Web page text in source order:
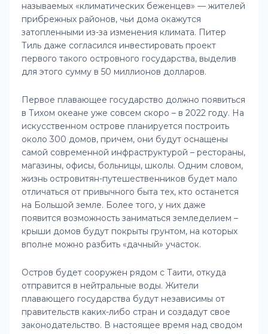
называемых «климатических беженцев» — жителей
прибрежных районов, чьи дома окажутся
затопленными из-за изменения климата. Питер
Тиль даже согласился инвестировать проект
первого такого островного государства, выделив
для этого сумму в 50 миллионов долларов.
Первое плавающее государство должно появиться
в Тихом океане уже совсем скоро – в 2022 году. На
искусственном острове планируется построить
около 300 домов, причем, они будут оснащены
самой современной инфраструктурой – рестораны,
магазины, офисы, больницы, школы. Одним словом,
жизнь островитян-путешественников будет мало
отличаться от привычного быта тех, кто останется
на Большой земле. Более того, у них даже
появится возможность заниматься земледелием –
крыши домов будут покрыты грунтом, на которых
вполне можно разбить «дачный» участок.
Остров будет сооружен рядом с Таити, откуда
отправится в нейтральные воды. Жители
плавающего государства будут независимы от
правительств каких-либо стран и создадут свое
законодательство. В настоящее время над сводом